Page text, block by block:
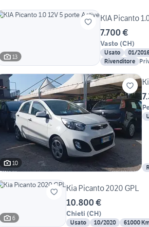
13
KIA Picanto
7.700 €
Vasto (CH)
Usato 01/
Rivenditore
10
6
Kia Picanto 2020 GPL
10.800 €
Chieti (CH)
Usato 10/2020 61000